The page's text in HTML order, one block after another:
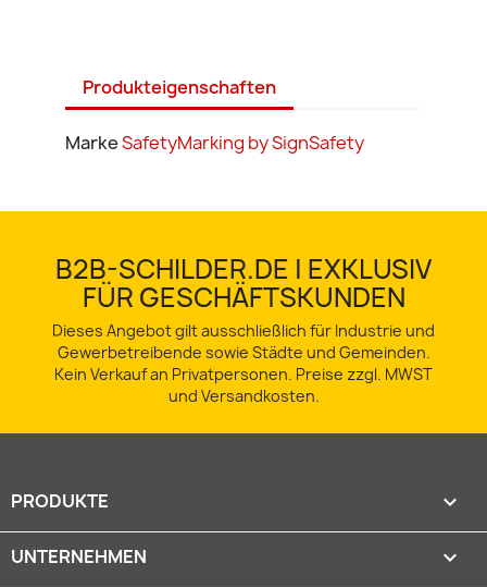
Produkteigenschaften
MarkeSafetyMarking by SignSafety
B2B-SCHILDER.DE | EXKLUSIV
FÜR GESCHÄFTSKUNDEN
Dieses Angebot gilt ausschließlich für Industrie und
Gewerbetreibende sowie Städte und Gemeinden.
Kein Verkauf an Privatpersonen. Preise zzgl. MWST
und Versandkosten.
PRODUKTE 
UNTERNEHMEN 